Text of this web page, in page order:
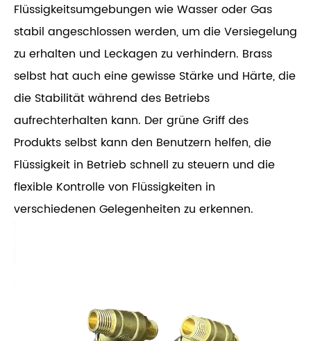
Flüssigkeitsumgebungen wie Wasser oder Gas
stabil angeschlossen werden, um die Versiegelung
zu erhalten und Leckagen zu verhindern. Brass
selbst hat auch eine gewisse Stärke und Härte, die
die Stabilität während des Betriebs
aufrechterhalten kann. Der grüne Griff des
Produkts selbst kann den Benutzern helfen, die
Flüssigkeit in Betrieb schnell zu steuern und die
flexible Kontrolle von Flüssigkeiten in
verschiedenen Gelegenheiten zu erkennen.